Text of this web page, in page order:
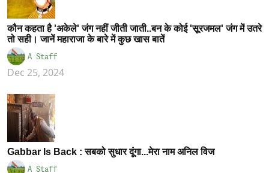
कौन कहता है 'अकेले' जंग नहीं जीती जाती..बन के कोई 'सूरजमल' जंग में उतरे
तो सही। जानें महाराजा के बारे में कुछ खास बातें
A Staff
Dec 25, 2024
Gabbar Is Back : सबको सुधार दूंगा...मेरा नाम अनिल विज
A Staff